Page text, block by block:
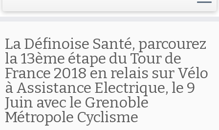
au
contenu
La Définoise Santé, parcourez
la 13ème étape du Tour de
France 2018 en relais sur Vélo
à Assistance Electrique, le 9
Juin avec le Grenoble
Métropole Cyclisme